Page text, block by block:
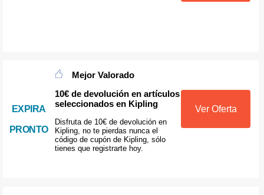
EXPIRA
PRONTO
Mejor Valorado
10€ de devolución en artículos
seleccionados en Kipling
Disfruta de 10€ de devolución en
Kipling, no te pierdas nunca el
código de cupón de Kipling, sólo
tienes que registrarte hoy.
Ver Oferta